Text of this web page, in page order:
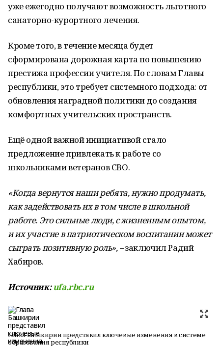
уже ежегодно получают возможность льготного
санаторно-курортного лечения.
Кроме того, в течение месяца будет
сформирована дорожная карта по повышению
престижа профессии учителя. По словам Главы
республики, это требует системного подхода: от
обновления наградной политики до создания
комфортных учительских пространств.
Ещё одной важной инициативой стало
предложение привлекать к работе со
школьниками ветеранов СВО.
«Когда вернутся наши ребята, нужно продумать,
как задействовать их в том числе в школьной
работе. Это сильные люди, с жизненным опытом,
и их участие в патриотическом воспитании может
сыграть позитивную роль», –заключил Радий
Хабиров.
Источник:ufa.rbc.ru
Глава Башкирии представил ключевые изменения в системе
образования республики